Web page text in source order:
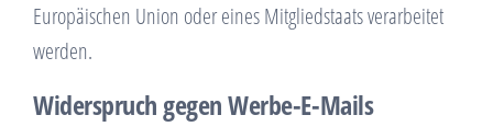
Europäischen Union oder eines Mitgliedstaats verarbeitet
werden.
Widerspruch gegen Werbe-E-Mails